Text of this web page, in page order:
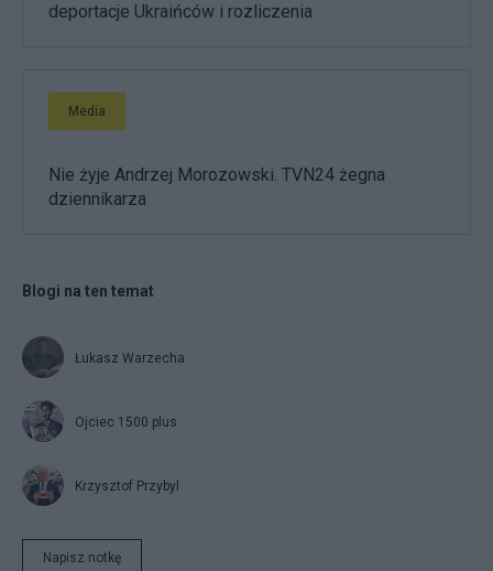
deportacje Ukraińców i rozliczenia
Media
Nie żyje Andrzej Morozowski. TVN24 żegna
dziennikarza
Blogi na ten temat
Łukasz Warzecha
Ojciec 1500 plus
Krzysztof Przybyl
Napisz notkę